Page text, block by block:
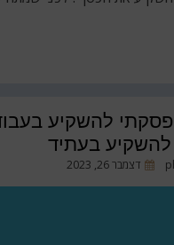
להשקיע
בעתיד
פורסםדצמבר 26, 2023